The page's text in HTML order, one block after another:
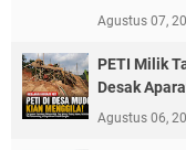
Agustus 07,
PETI Milik
Desak
Agustus 06,